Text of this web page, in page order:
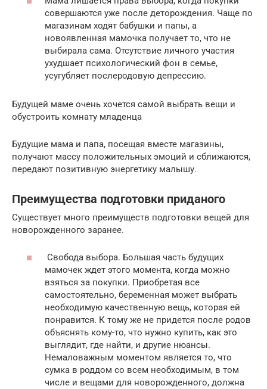
совершаются уже после деторождения. Чаще по
магазинам ходят бабушки и папы, а
новоявленная мамочка получает то, что не
выбирала сама. Отсутствие личного участия
ухудшает психологический фон в семье,
усугубляет послеродовую депрессию.
Будущей маме очень хочется самой выбрать вещи и
обустроить комнату младенца
Будущие мама и папа, посещая вместе магазины,
получают массу положительных эмоций и сближаются,
передают позитивную энергетику малышу.
Преимущества подготовки приданого
Существует много преимуществ подготовки вещей для
новорожденного заранее.
Свобода выбора. Большая часть будущих
мамочек ждет этого момента, когда можно
взяться за покупки. Приобретая все
самостоятельно, беременная может выбрать
необходимую качественную вещь, которая ей
понравится. К тому же не придется после родов
объяснять кому-то, что нужно купить, как это
выглядит, где найти, и другие нюансы.
Немаловажным моментом является то, что
сумка в роддом со всем необходимым, в том
числе и вещами для новорожденного, должна